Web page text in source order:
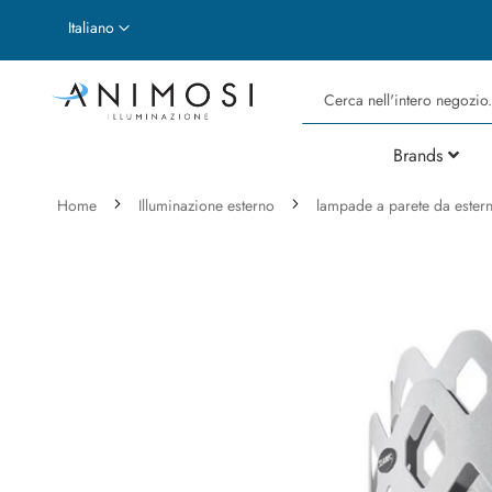
Lingua
Italiano
Cerca
Brands
Home Illuminazione esterno lampade a parete da